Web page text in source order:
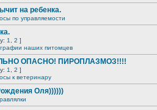
на ребенка.
по управляемости
1 2 ]
наших питомцев
ОПАСНО! ПИРОПЛАЗМОЗ!!!!
1 2 ]
к ветеринару
Оля))))))